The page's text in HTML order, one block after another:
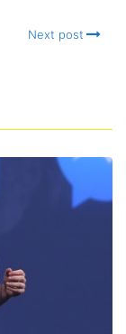
Next post